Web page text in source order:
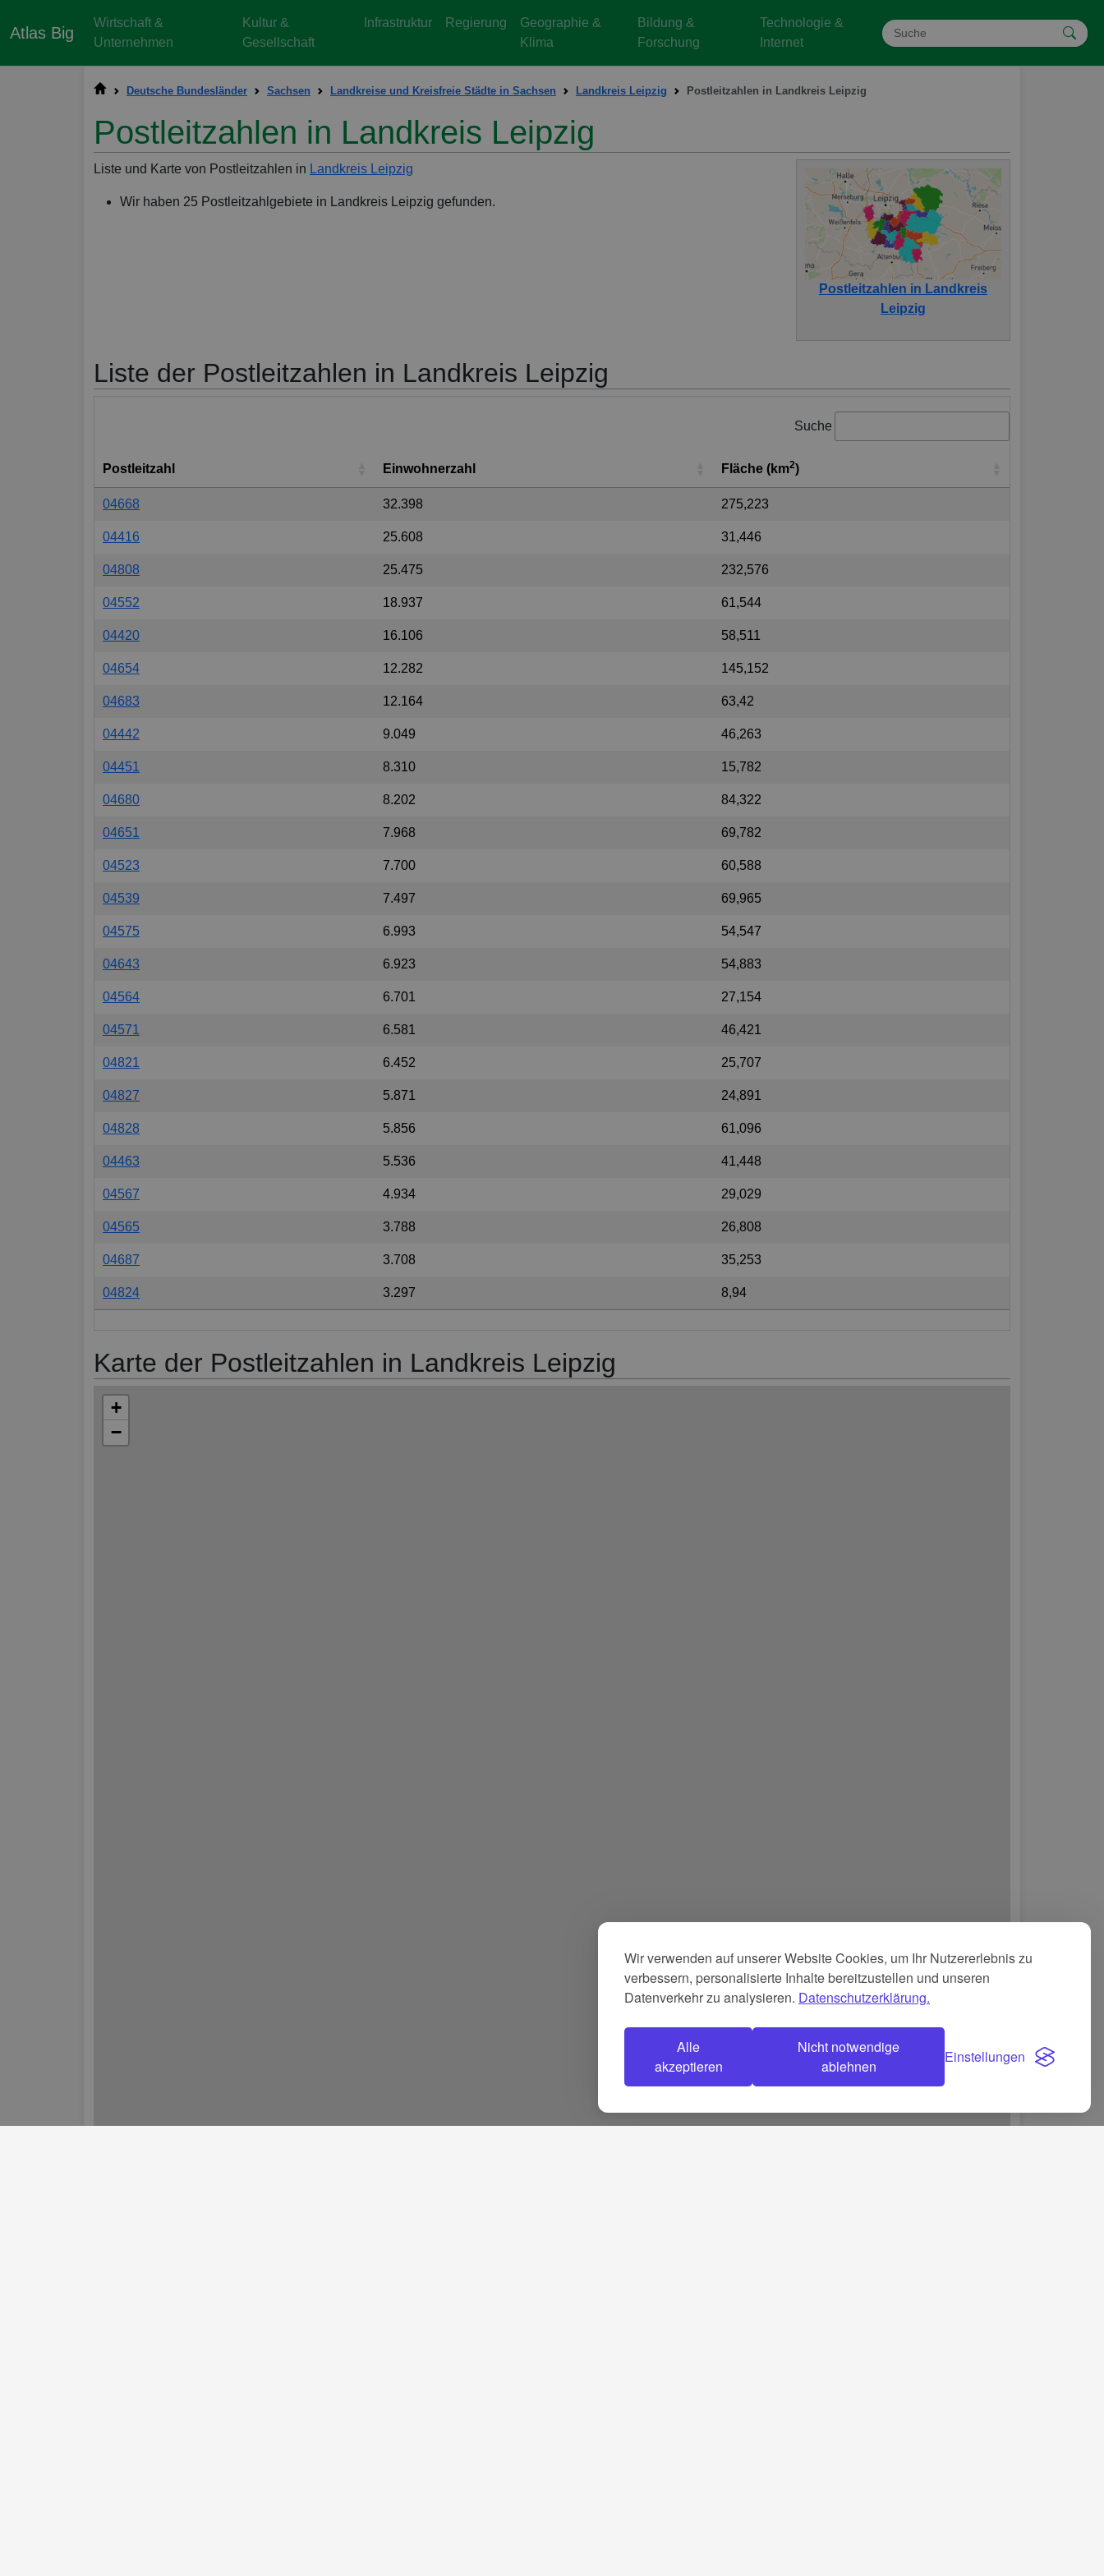
Wir verwenden auf unserer Website Cookies, um Ihr Nutzererlebnis zu
verbessern, personalisierte Inhalte bereitzustellen und unseren
Datenverkehr zu analysieren. Datenschutzerklärung.
Alle
akzeptieren
Nicht notwendige
ablehnen
Einstellungen
Atlas Big
Wirtschaft &
Unternehmen
Kultur &
Gesellschaft
Infrastruktur Regierung
Geographie &
Klima
Bildung &
Forschung
Technologie &
Internet
Deutsche Bundesländer Sachsen Landkreise und Kreisfreie Städte in Sachsen Landkreis Leipzig Postleitzahlen in Landkreis Leipzig
Postleitzahlen in Landkreis Leipzig
Liste und Karte von Postleitzahlen in Landkreis Leipzig
Wir haben 25 Postleitzahlgebiete in Landkreis Leipzig gefunden.
Postleitzahlen in Landkreis
Leipzig
Liste der Postleitzahlen in Landkreis Leipzig
Suche
Postleitzahl Einwohnerzahl Fläche (km2)
04668 32.398 275,223
04416 25.608 31,446
04808 25.475 232,576
04552 18.937 61,544
04420 16.106 58,511
04654 12.282 145,152
04683 12.164 63,42
04442 9.049 46,263
04451 8.310 15,782
04680 8.202 84,322
04651 7.968 69,782
04523 7.700 60,588
04539 7.497 69,965
04575 6.993 54,547
04643 6.923 54,883
04564 6.701 27,154
04571 6.581 46,421
04821 6.452 25,707
04827 5.871 24,891
04828 5.856 61,096
04463 5.536 41,448
04567 4.934 29,029
04565 3.788 26,808
04687 3.708 35,253
04824 3.297 8,94
Karte der Postleitzahlen in Landkreis Leipzig
+
−